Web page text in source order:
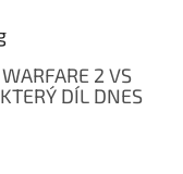
2 VS
DÍL DNES